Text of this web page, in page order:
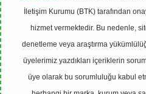
İletişim Kurumu (BTK) tarafından
hizmet vermektedir. Bu nedenle,
denetleme veya araştırma
üyelerimiz yazdıkları içeriklerin
üye olarak bu sorumluluğu kabul